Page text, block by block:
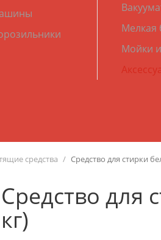
Мелкая
Мойки
средства Средство для стирки
Средство для
кг)